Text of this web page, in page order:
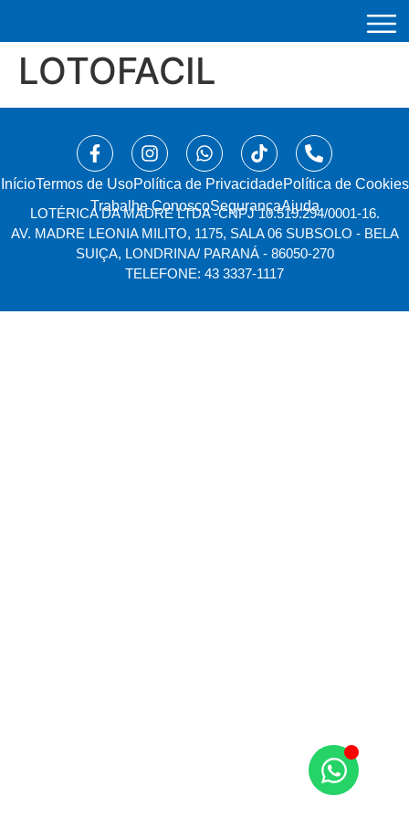
LOTOFACIL
Início⁠Termos de UsoPolítica de PrivacidadePolítica de Cookies
Trabalhe ConoscoSegurançaAjuda
LOTÉRICA DA MADRE LTDA -CNPJ 10.519.294/0001-16.
AV. MADRE LEONIA MILITO, 1175, SALA 06 SUBSOLO - BELA
SUIÇA, LONDRINA/ PARANÁ - 86050-270
TELEFONE: 43 3337-1117